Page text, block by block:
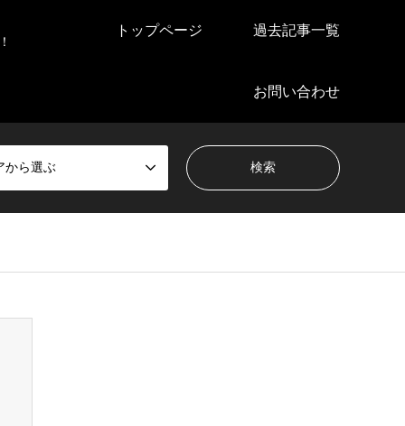
トップページ 過去記事一覧
お問い合わせ
から選ぶ